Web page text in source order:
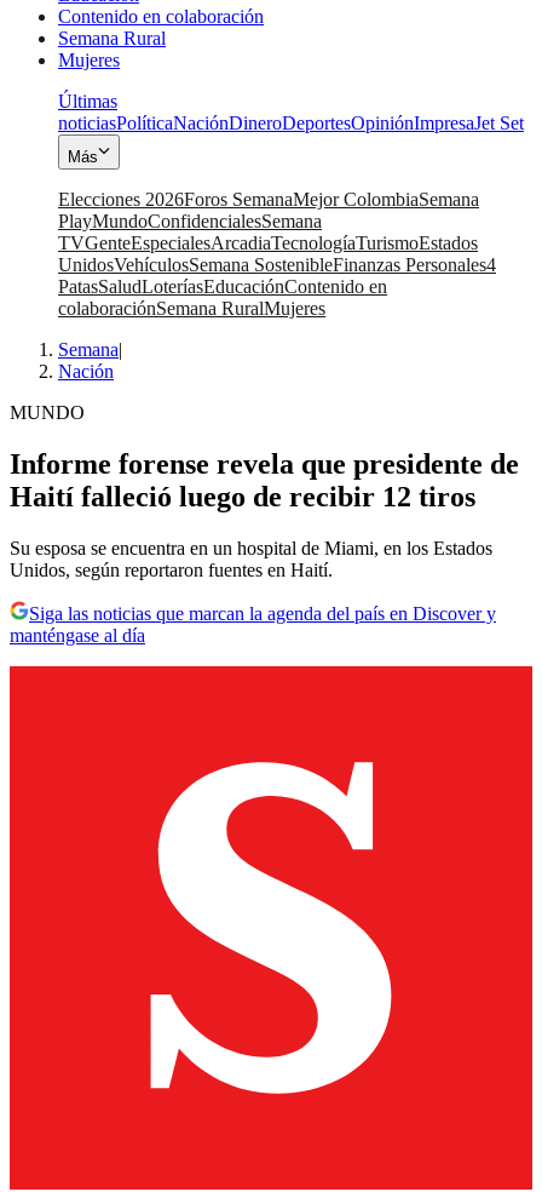
Contenido en colaboración
Semana Rural
Mujeres
Últimas
noticiasPolíticaNaciónDineroDeportesOpiniónImpresaJet Set
Más
Elecciones 2026Foros SemanaMejor ColombiaSemana
PlayMundoConfidencialesSemana
TVGenteEspecialesArcadiaTecnologíaTurismoEstados
UnidosVehículosSemana SostenibleFinanzas Personales4
PatasSaludLoteríasEducaciónContenido en
colaboraciónSemana RuralMujeres
Semana|
Nación
MUNDO
Informe forense revela que presidente de
Haití falleció luego de recibir 12 tiros
Su esposa se encuentra en un hospital de Miami, en los Estados
Unidos, según reportaron fuentes en Haití.
Siga las noticias que marcan la agenda del país en Discover y
manténgase al día